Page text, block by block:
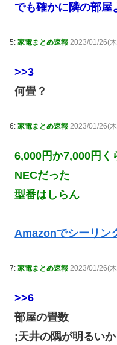
でも確かに隣の部屋
5: 家電まとめ速報 2023/01/26(
>>3
何畳？
6: 家電まとめ速報 2023/01/26(
6,000円か7,000円く
NECだった
型番はしらん
Amazonでシーリン
7: 家電まとめ速報 2023/01/26(
>>6
部屋の畳数
;天井の隅が明るいか